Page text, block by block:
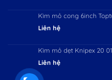
Kìm mỏ cong 6inch
Liên hệ
Kìm mỏ dẹt Knipex 20
Liên hệ